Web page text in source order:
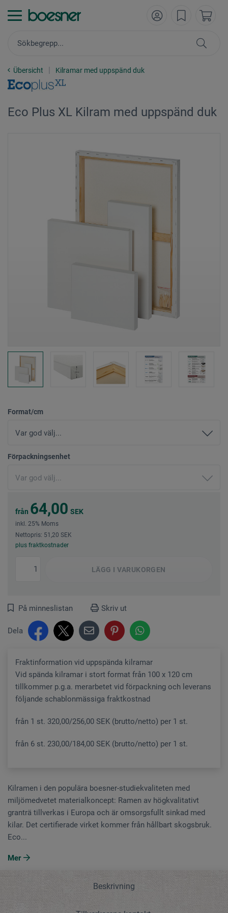
Übersicht Kilramar med uppspänd duk
Eco Plus XL Kilram med uppspänd duk
Format/cm
Förpackningsenhet
från 64,00 SEK
inkl. 25% Moms
Nettopris: 51,20 SEK
plus fraktkostnader
LÄGG I VARUKORGEN
På minneslistan Skriv ut
Dela
Fraktinformation vid uppspända kilramar
Vid spända kilramar i stort format från 100 x 120 cm
tillkommer p.g.a. merarbetet vid förpackning och leverans
följande schablonmässiga fraktkostnad
från 1 st. 320,00/256,00 SEK (brutto/netto) per 1 st.
från 6 st. 230,00/184,00 SEK (brutto/netto) per 1 st.
Kilramen i den populära boesner-studiekvaliteten med
miljömedvetet materialkoncept: Ramen av högkvalitativt
granträ tillverkas i Europa och är omsorgsfullt sinkad med
kilar. Det certifierade virket kommer från hållbart skogsbruk.
Eco...
Mer
Beskrivning